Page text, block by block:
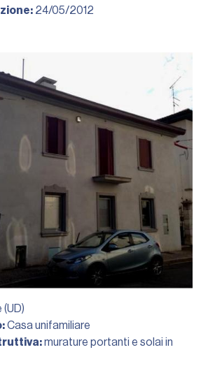
24/05/2012︎
(UD)
Casa unifamiliare
murature portanti e solai in